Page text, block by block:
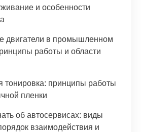
и особенности
двигатели в промышленном
работы и области
тонировка: принципы работы
пленки
об автосервисах: виды
взаимодействия и